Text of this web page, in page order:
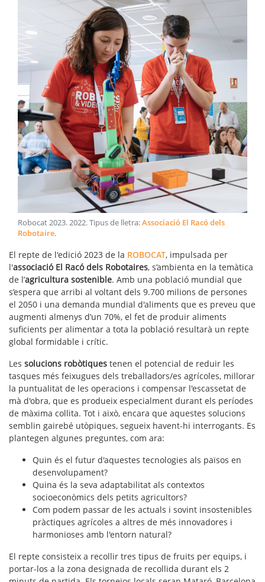
Robocat 2023.2022. Tipus de lletra:Associació El Racó dels
Robotaire.
El repte de l'edició 2023 de la ROBOCAT, impulsada per
l'associació El Racó dels Robotaires, s’ambienta en la temàtica
de l’agricultura sostenible. Amb una població mundial que
s’espera que arribi al voltant dels 9.700 milions de persones
el 2050 i una demanda mundial d'aliments que es preveu que
augmenti almenys d’un 70%, el fet de produir aliments
suficients per alimentar a tota la població resultarà un repte
global formidable i crític.
Les solucions robòtiques tenen el potencial de reduir les
tasques més feixugues dels treballadors/es agrícoles, millorar
la puntualitat de les operacions i compensar l'escassetat de
mà d'obra, que es produeix especialment durant els períodes
de màxima collita. Tot i això, encara que aquestes solucions
semblin gairebé utòpiques, segueix havent-hi interrogants. Es
plantegen algunes preguntes, com ara:
Quin és el futur d'aquestes tecnologies als països en
desenvolupament?
Quina és la seva adaptabilitat als contextos
socioeconòmics dels petits agricultors?
Com podem passar de les actuals i sovint insostenibles
pràctiques agrícoles a altres de més innovadores i
harmonioses amb l'entorn natural?
El repte consisteix a recollir tres tipus de fruits per equips, i
portar-los a la zona designada de recollida durant els 2